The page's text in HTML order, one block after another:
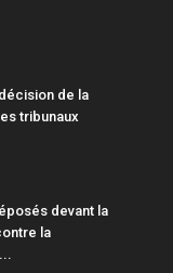
de la
tribunaux
devant la
la